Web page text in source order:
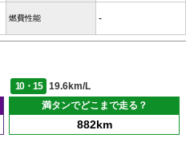
燃費性能 -
10・15
19.6km/L
満タンでどこまで走る？
882km